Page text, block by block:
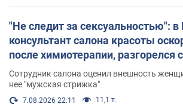
"Не следит за сексуальностью": в
консультант салона красоты
после химиотерапии, разгорелся
Сотрудник салона оценил внешность
нее "мужская стрижка"
7.08.2026 22:11 11,1 т.